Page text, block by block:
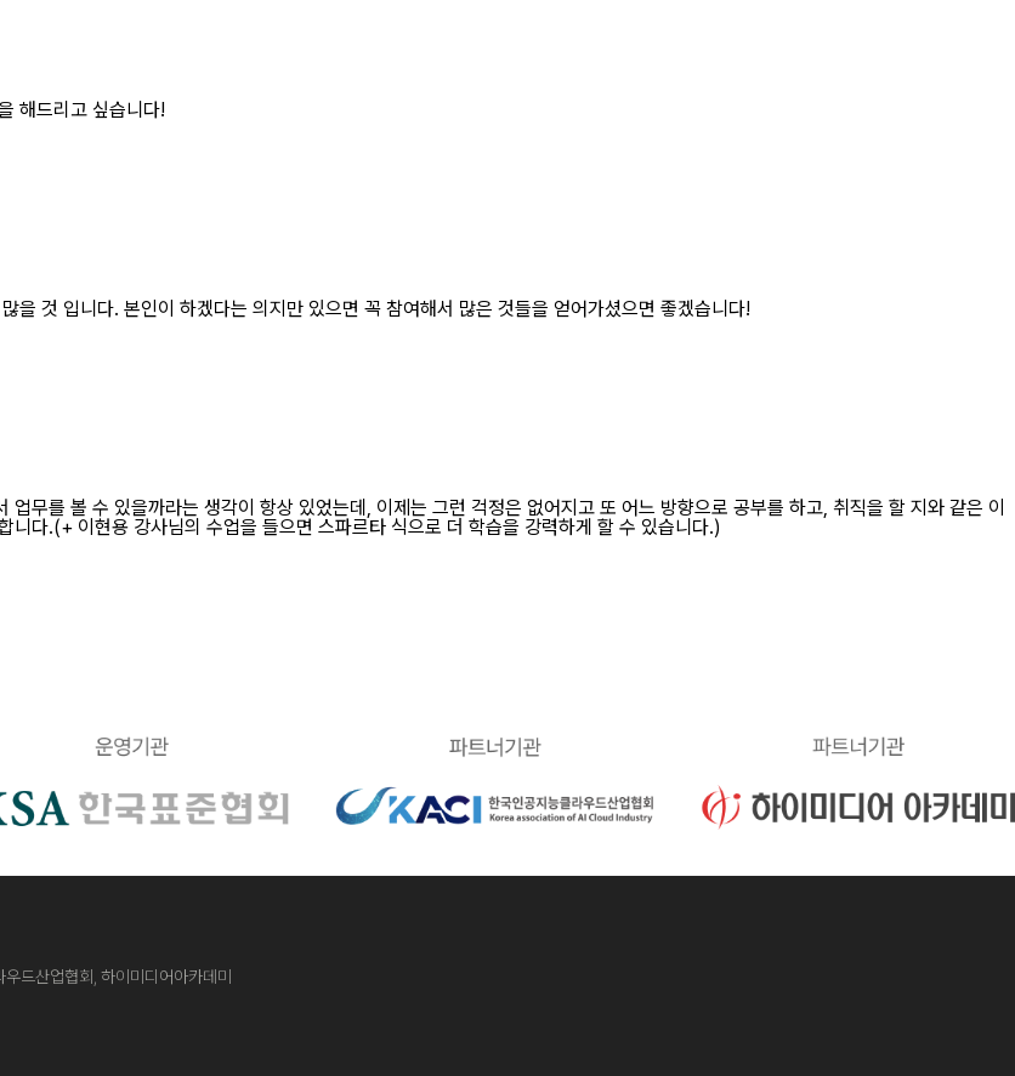
해드리고 싶습니다!
것 입니다. 본인이 하겠다는 의지만 있으면 꼭 참여해서 많은 것들을 얻어가셨으면 좋겠습니다!
무를 볼 수 있을까라는 생각이 항상 있었는데, 이제는 그런 걱정은 없어지고 또 어느 방향으로 공부를 하고, 취직을 할 지와 같은 이
다.(+ 이현용 강사님의 수업을 들으면 스파르타 식으로 더 학습을 강력하게 할 수 있습니다.)
드산업협회, 하이미디어아카데미